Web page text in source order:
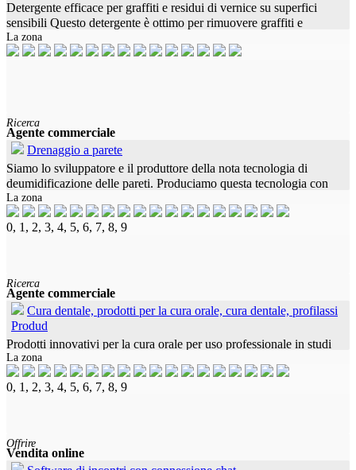
Detergente efficace per graffiti e residui di vernice su superfici
sensibili Questo detergente è ottimo per rimuovere graffiti e
macchie di vernice su superfici in plastica, vetro e metallo. Offre
La zona
Ricerca
Agente commerciale
Drenaggio a parete
Siamo lo sviluppatore e il produttore della nota tecnologia di
deumidificazione delle pareti. Produciamo questa tecnologia con
grande successo da molti anni e ora vogliamo espandere le nostre
La zona
0, 1, 2, 3, 4, 5, 6, 7, 8, 9
Ricerca
Agente commerciale
Cura dentale, prodotti per la cura orale, cura dentale, profilassi
Produd
Prodotti innovativi per la cura orale per uso professionale in studi
dentistici, ortodonzia, igiene dentale e farmacie. Cerchiamo
rappresentanti di vendita indipendenti con contatti già esistenti nel
La zona
0, 1, 2, 3, 4, 5, 6, 7, 8, 9
Offrire
Vendita online